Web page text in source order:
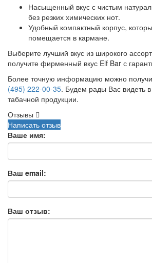
Насыщенный вкус с чистым
без резких химических нот.
Удобный компактный корпус,
помещается в кармане.
Выберите лучший вкус из широкого
получите фирменный вкус Elf Bar с
Более точную информацию можно
(495) 222-00-35. Будем рады Вас видеть
табачной продукции.
Отзывы
Написать отзыв
Ваше имя:
Ваш email:
Ваш отзыв: